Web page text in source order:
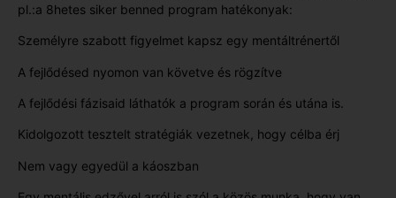
pl.:a 8hetes siker benned program hatékonyak:
Személyre szabott figyelmet kapsz egy mentáltrénertől
A fejlődésed nyomon van követve és rögzítve
A fejlődési fázisaid láthatók a program során és utána is.
Kidolgozott tesztelt stratégiák vezetnek, hogy célba érj
Nem vagy egyedül a káoszban